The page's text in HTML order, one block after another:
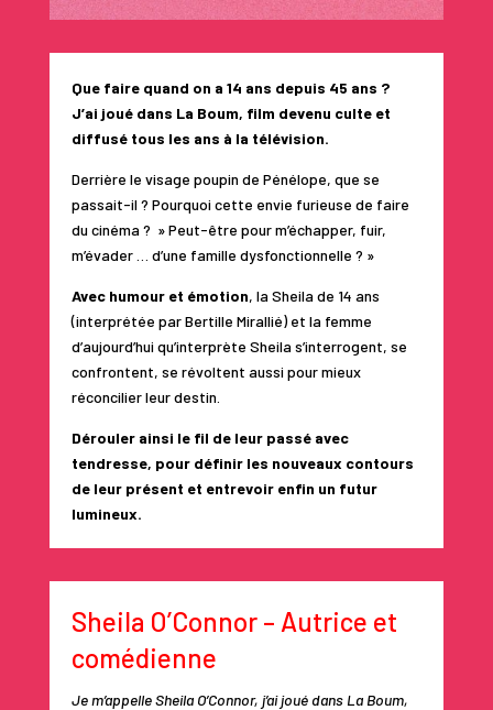
Que faire quand on a 14 ans depuis 45 ans ?
J’ai joué dans La Boum, film devenu culte et
diffusé tous les ans à la télévision.
Derrière le visage poupin de Pénélope, que se
passait-il ? Pourquoi cette envie furieuse de faire
du cinéma ? » Peut-être pour m’échapper, fuir,
m’évader … d’une famille dysfonctionnelle ? »
Avec humour et émotion, la Sheila de 14 ans
(interprétée par Bertille Mirallié) et la femme
d’aujourd’hui qu’interprète Sheila s’interrogent, se
confrontent, se révoltent aussi pour mieux
réconcilier leur destin.
Dérouler ainsi le fil de leur passé avec
tendresse, pour définir les nouveaux contours
de leur présent et entrevoir enfin un futur
lumineux.
Sheila O’Connor – Autrice et
comédienne
Je m’appelle Sheila O’Connor, j’ai joué dans La Boum,